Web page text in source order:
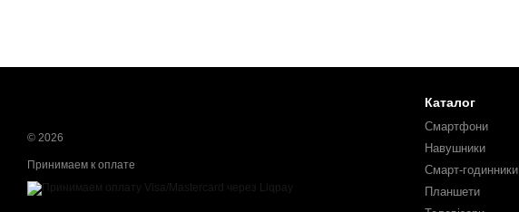
© 2026
Принимаем к оплате
Каталог
Смартфони
Навушники
Смарт-годинники
Планшети